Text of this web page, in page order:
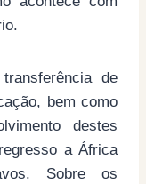
de
bem como
destes
a África
Sobre os